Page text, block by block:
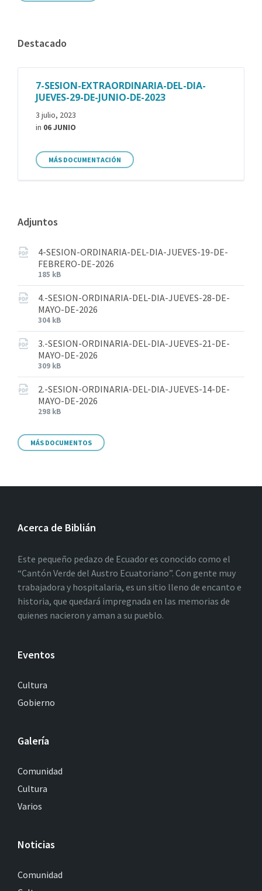
Destacado
7-SESION-EXTRAORDINARIA-DEL-DIA-
JUEVES-29-DE-JUNIO-DE-2023
3 julio, 2023
in 06 JUNIO
MÁS DOCUMENTACIÓN
Adjuntos
4-SESION-ORDINARIA-DEL-DIA-JUEVES-19-DE-
FEBRERO-DE-2026
185 kB
4.-SESION-ORDINARIA-DEL-DIA-JUEVES-28-DE-
MAYO-DE-2026
304 kB
3.-SESION-ORDINARIA-DEL-DIA-JUEVES-21-DE-
MAYO-DE-2026
309 kB
2.-SESION-ORDINARIA-DEL-DIA-JUEVES-14-DE-
MAYO-DE-2026
298 kB
MÁS DOCUMENTOS
Acerca de Biblián
Este pequeño pedazo de Ecuador es conocido como el
“Cantón Verde del Austro Ecuatoriano”. Con gente muy
trabajadora y hospitalaria, es un sitio lleno de encanto e
historia, que quedará impregnada en las memorias de
quienes nacieron y aman a su pueblo.
Eventos
Cultura
Gobierno
Galería
Comunidad
Cultura
Varios
Noticias
Comunidad